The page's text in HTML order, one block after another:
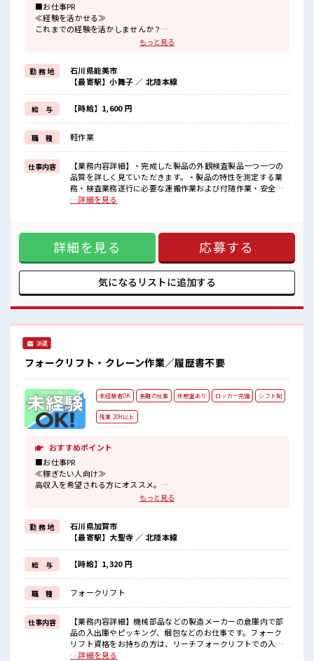
■お仕事PR
≪経験を活かせる≫
これまでの経験を活かしませんか？
≪稼ぎたい人向け≫
高収入を希望される方にオススメ。
残業は月20時間以上あります♪
制服があると毎日の服選びに悩まずOK♪
≪様々なお仕事をご提案≫
一人で悩まず気軽に相談できる、
派遣のお仕事です！
■職場の雰囲気
20代の若い世代がたくさん活躍中の活気ある職場！
しっかり休める休憩室あり！
オンオフの切替もできちゃう！
ロッカーあり！
もっと見る
勤 務 地
石川県能美市
【最寄駅】小舞子 ／ 北陸本線
給 与 【時給】1,600 円
職 種 軽作業
仕事内容
【業務内容詳細】・完成した製品の外観検査製品一つ一つの
品質を詳しく見ていただきます。・製品の特性を測定する業
務・検査業務遂行に必要な運搬作業および付随作業・安全衛
生活動・保全活動・5S活動の参加【取扱製品情報】自動車の
ランクがあっても大丈夫♪ 経験はちょっとだけ…という方も
OK！ ≪稼ぎたい人向け≫ 高収入を希望される方にオスス
メ。 残業は月20時間以上あります♪ 制服があると毎日の服選
びに悩まずOK♪ ≪様々なお仕事をご提案≫ 一人で悩まず気
軽に相談できる、 派遣のお仕事です！ ■職場の雰囲気 20代の
若い世代がたくさん活躍中の活気ある職場！ しっかり休める
安心してお仕事に集中♪
…詳細を見る
詳細を見る 応募する
気になるリストに追加する
派遣
フォークリフト・クレーン作業／履歴書不要
未経験者OK 長期の仕事 休憩室あり ロッカー完備 シフト制
残業 20H以上
おすすめポイント
■お仕事PR
≪稼ぎたい人向け≫
高収入を希望される方にオススメ。
残業は月20時間以上あります♪
新しいことにチャレンジするのは不安だけど、
しっかり働く環境が整っています！
イチからスキルUP・ステップUP目指していきましょう！
≪自分に合った期間で働ける≫
福利厚生が整った派遣のお仕事です！
■職場の雰囲気
休憩室でホッと一息リフレッシュ！
職場にはロッカー完備！
私物の置きすぎには注意が必要ですね★
残業多め！
稼ぎたい方は必見！
もっと見る
勤 務 地
石川県加賀市
【最寄駅】大聖寺 ／ 北陸本線
給 与 【時給】1,320 円
職 種 フォークリフト
仕事内容
【業務内容詳細】機械部品などの製造メーカーの倉庫内で部
品の入出庫やピッキング、梱包などのお仕事です。フォーク
リフト資格をお持ちの方は、リーチフォークリフトでの入出
庫作業をお願いします。(作業内8割はリーチフォークリフト
…詳細を見る